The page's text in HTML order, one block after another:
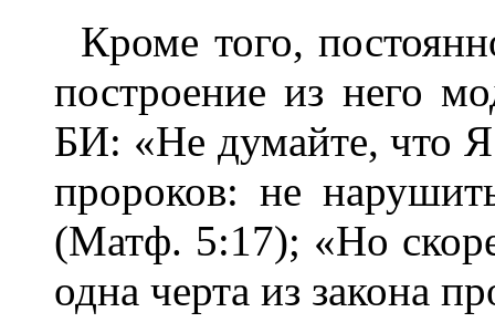
Кроме того,
построение из него
БИ: «Не думайте, что
пророков: не
(Матф. 5:17); «Но
одна черта из закона